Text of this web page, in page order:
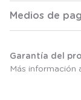
Medios de
Garantía del
Más información